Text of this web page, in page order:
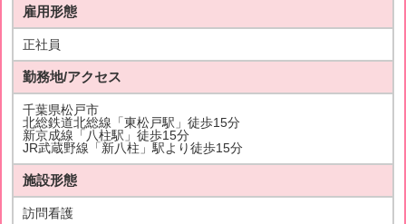
雇用形態
正社員
勤務地/アクセス
千葉県松戸市
北総鉄道北総線「東松戸駅」徒歩15分
新京成線「八柱駅」徒歩15分
JR武蔵野線「新八柱」駅より徒歩15分
施設形態
訪問看護